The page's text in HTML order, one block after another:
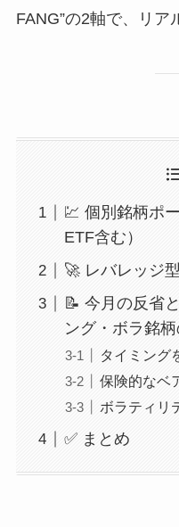
FANG”の2軸で、リア
💹 個別銘柄ポ
ETF含む）
🚀 レバレッジ
📝 今月の反省
ング・ボラ銘
タイミング
保険的なベ
ボラティリ
✅ まとめ